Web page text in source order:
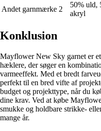
Andet garnmærke 2
50% uld,
akryl
Konklusion
Mayflower New Sky garnet er
hæklere, der søger en
varmeeffekt. Med et bredt
perfekt til en bred vifte af
budget og projekttype, når du
dine krav. Ved at købe
smukke og holdbare strikke-
mange år.